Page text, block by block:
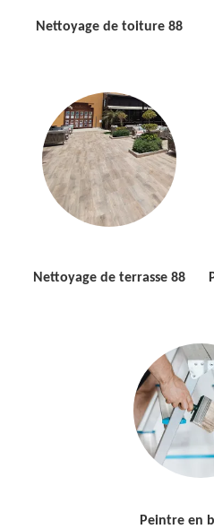
Nettoyage de toiture 88
Nettoyage de terrasse 88
Peintre en